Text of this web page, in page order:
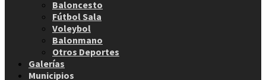
Baloncesto
Fútbol Sala
Voleybol
Balonmano
Otros Deportes
Galerías
Municipios